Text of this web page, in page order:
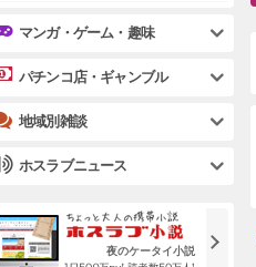
マンガ・ゲーム・趣味
パチンコ店・ギャンブル
地域別雑談
ホスラブニュース
夜のケータイ小説